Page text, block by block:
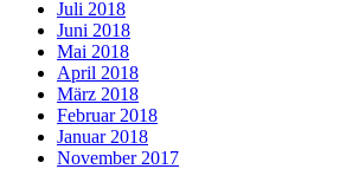
Juli 2018
Juni 2018
Mai 2018
April 2018
März 2018
Februar 2018
Januar 2018
November 2017